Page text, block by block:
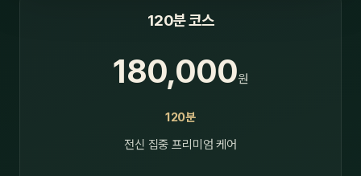
120분 코스
180,000원
120분
전신 집중 프리미엄 케어